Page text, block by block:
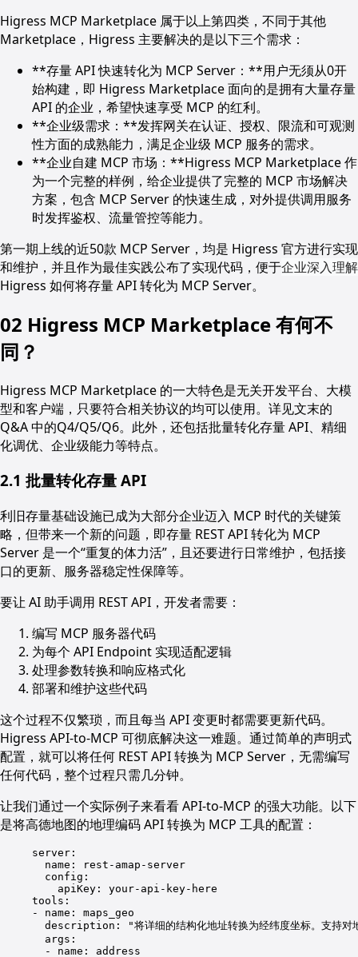
Higress MCP Marketplace 属于以上第四类，不同于其他
Marketplace，Higress 主要解决的是以下三个需求：
**存量 API 快速转化为 MCP Server：**用户无须从0开
始构建，即 Higress Marketplace 面向的是拥有大量存量
API 的企业，希望快速享受 MCP 的红利。
**企业级需求：**发挥网关在认证、授权、限流和可观测
性方面的成熟能力，满足企业级 MCP 服务的需求。
**企业自建 MCP 市场：**Higress MCP Marketplace 作
为一个完整的样例，给企业提供了完整的 MCP 市场解决
方案，包含 MCP Server 的快速生成，对外提供调用服务
时发挥鉴权、流量管控等能力。
第一期上线的近50款 MCP Server，均是 Higress 官方进行实现
和维护，并且作为最佳实践公布了实现代码，便于企业深入理解
Higress 如何将存量 API 转化为 MCP Server。
02 Higress MCP Marketplace 有何不
同？
Higress MCP Marketplace 的一大特色是无关开发平台、大模
型和客户端，只要符合相关协议的均可以使用。详见文末的
Q&A 中的Q4/Q5/Q6。此外，还包括批量转化存量 API、精细
化调优、企业级能力等特点。
2.1 批量转化存量 API
利旧存量基础设施已成为大部分企业迈入 MCP 时代的关键策
略，但带来一个新的问题，即存量 REST API 转化为 MCP
Server 是一个“重复的体力活”，且还要进行日常维护，包括接
口的更新、服务器稳定性保障等。
要让 AI 助手调用 REST API，开发者需要：
编写 MCP 服务器代码
为每个 API Endpoint 实现适配逻辑
处理参数转换和响应格式化
部署和维护这些代码
这个过程不仅繁琐，而且每当 API 变更时都需要更新代码。
Higress API-to-MCP 可彻底解决这一难题。通过简单的声明式
配置，就可以将任何 REST API 转换为 MCP Server，无需编写
任何代码，整个过程只需几分钟。
让我们通过一个实际例子来看看 API-to-MCP 的强大功能。以下
是将高德地图的地理编码 API 转换为 MCP 工具的配置：
server :
name :
rest-amap-server
config :
apiKey : your-api-key-here
tools :
- name : maps_geo
description :
"将详细的结构化地址转换为经纬度坐标。支持
args :
- name : address